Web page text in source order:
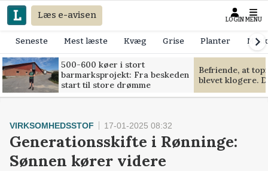
Læs e-avisen LOGIN MENU
Seneste Mest læste Kvæg Grise Planter
500-600 køer i stort
barmarksprojekt: Fra beskeden
start til store drømme
Befriende, at
blevet klogere.
VIRKSOMHEDSSTOF 17-01-2025 08:32
Generationsskifte i Rønninge:
Sønnen kører videre